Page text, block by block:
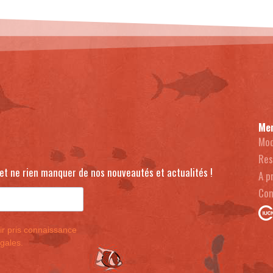
rien manquer de nos nouveautés et actualités !
A